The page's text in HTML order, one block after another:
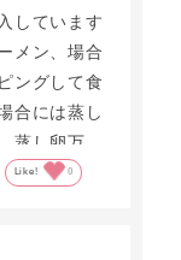
しています
メン、場合
ングして食
合には蒸し
蒸し卵万
Like! 0